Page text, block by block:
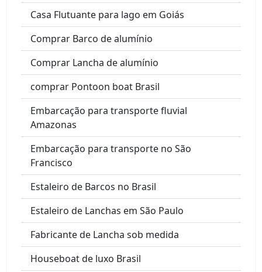
Casa Flutuante para lago em Goiás
Comprar Barco de alumínio
Comprar Lancha de alumínio
comprar Pontoon boat Brasil
Embarcação para transporte fluvial
Amazonas
Embarcação para transporte no São
Francisco
Estaleiro de Barcos no Brasil
Estaleiro de Lanchas em São Paulo
Fabricante de Lancha sob medida
Houseboat de luxo Brasil